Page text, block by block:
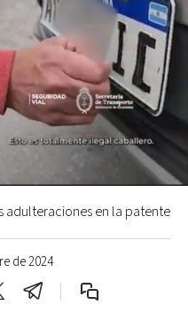
de 2024
adulteraciones en la patente